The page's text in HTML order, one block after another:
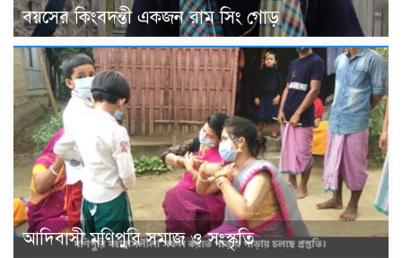
বয়সের কিংবদন্তী একজন রাম সিং গোড়
আদিবাসী মণিপুরি সমাজ ও সংস্কৃতি